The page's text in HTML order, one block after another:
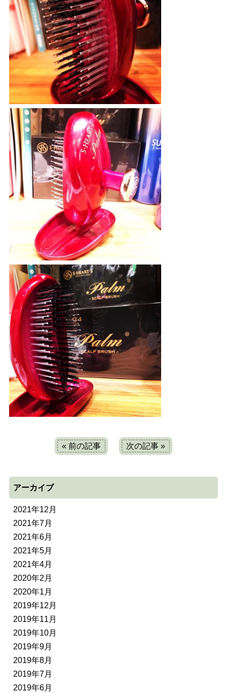
« 前の記事 次の記事 »
アーカイブ
2021年12月
2021年7月
2021年6月
2021年5月
2021年4月
2020年2月
2020年1月
2019年12月
2019年11月
2019年10月
2019年9月
2019年8月
2019年7月
2019年6月